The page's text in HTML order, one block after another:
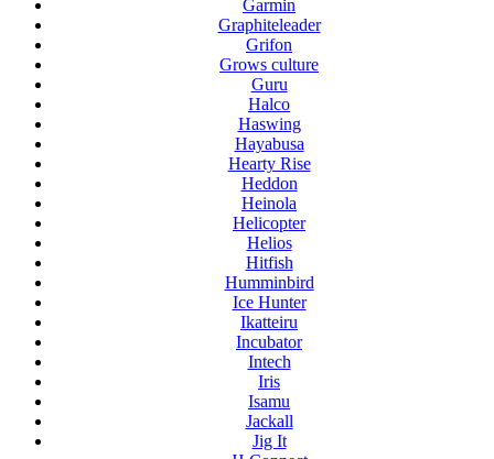
Garmin
Graphiteleader
Grifon
Grows culture
Guru
Halco
Haswing
Hayabusa
Hearty Rise
Heddon
Heinola
Helicopter
Helios
Hitfish
Humminbird
Ice Hunter
Ikatteiru
Incubator
Intech
Iris
Isamu
Jackall
Jig It